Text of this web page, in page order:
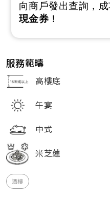
向商戶發出查詢，
現金券 ！
服務範疇
高樓底
午宴
中式
米芝蓮
酒樓